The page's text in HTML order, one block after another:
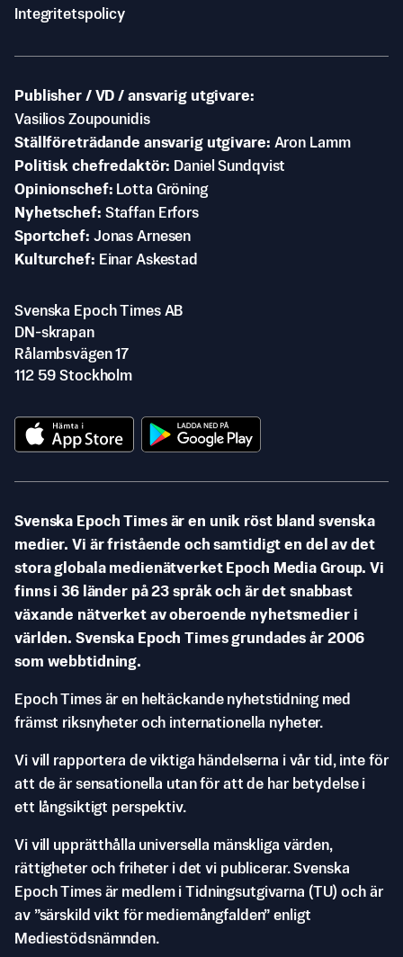
Integritetspolicy
Publisher / VD / ansvarig utgivare
Vasilios Zoupounidis
Ställföreträdande ansvarig utgivare Aron Lamm
Politisk chefredaktör
Daniel Sundqvist
Opinionschef
Lotta Gröning
Nyhetschef Staffan Erfors
Sportchef Jonas Arnesen
Kulturchef
Einar Askestad
Svenska Epoch Times AB
DN-skrapan
Rålambsvägen 17
112 59 Stockholm
Svenska Epoch Times är en unik röst bland svenska
medier. Vi är fristående och samtidigt en del av det
stora globala medienätverket Epoch Media Group. Vi
finns i 36 länder på 23 språk och är det snabbast
växande nätverket av oberoende nyhetsmedier i
världen. Svenska Epoch Times grundades år 2006
som webbtidning.
Epoch Times är en heltäckande nyhetstidning med
främst riksnyheter och internationella nyheter.
Vi vill rapportera de viktiga händelserna i vår tid, inte för
att de är sensationella utan för att de har betydelse i
ett långsiktigt perspektiv.
Vi vill upprätthålla universella mänskliga värden,
rättigheter och friheter i det vi publicerar. Svenska
Epoch Times är medlem i Tidningsutgivarna (TU) och är
av ”särskild vikt för mediemångfalden” enligt
Mediestödsnämnden.